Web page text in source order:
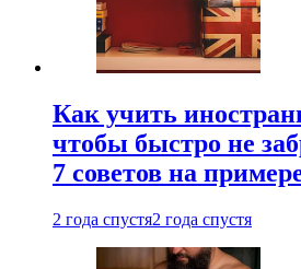
Как учить
чтобы быстро не
7 советов на
2 года спустя2 года спустя